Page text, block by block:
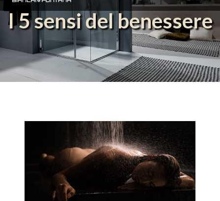
I 5 sensi del benessere